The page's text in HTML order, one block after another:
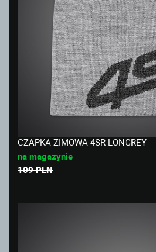
CZAPKA ZIMOWA 4SR LONGREY
na magazynie
109 PLN